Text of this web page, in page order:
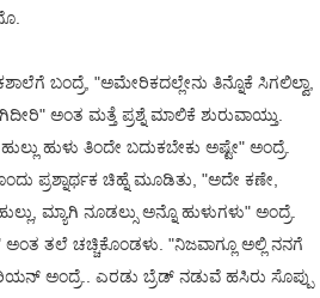
ಬಂದ್ರೆ, "ಅಮೇರಿಕದಲ್ಲೇನು ತಿನ್ನೊಕೆ ಸಿಗಲಿಲ್ವಾ,
ಅಂತ ಮತ್ತೆ ಪ್ರಶ್ನೆ ಮಾಲಿಕೆ ಶುರುವಾಯ್ತು.
ಹುಳು ತಿಂದೇ ಬದುಕಬೇಕು ಅಷ್ಟೇ" ಅಂದ್ರೆ.
ಪ್ರಶ್ನಾರ್ಥಕ ಚಿಹ್ನೆ ಮೂಡಿತು, "ಅದೇ ಕಣೇ,
ಮ್ಯಾಗಿ ನೂಡಲ್ಸು ಅನ್ನೊ ಹುಳುಗಳು" ಅಂದ್ರೆ.
ತಲೆ ಚಚ್ಚಿಕೊಂಡಳು. "ನಿಜವಾಗ್ಲೂ ಅಲ್ಲಿ ನನಗೆ
ಅಂದ್ರೆ.. ಎರಡು ಬ್ರೆಡ್ ನಡುವೆ ಹಸಿರು ಸೊಪ್ಪು